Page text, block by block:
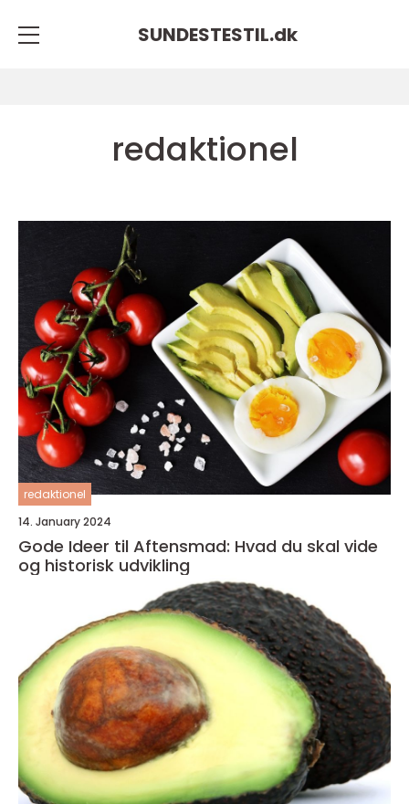
SUNDESTESTIL.dk
redaktionel
redaktionel
14. January 2024
Gode Ideer til Aftensmad: Hvad du skal vide
og historisk udvikling